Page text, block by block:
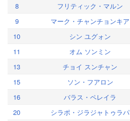
8
フリティック・マルン
9
マーク・チャンチョンキア
10
シン ユグォン
11
オム ソンミン
13
チョイ スンチャン
15
ソン・フアロン
16
バラス・ペレイラ
20
シラポ・ジラジャトゥラパ